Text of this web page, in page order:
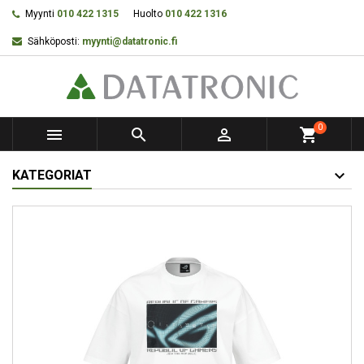
Myynti 010 422 1315 Huolto 010 422 1316
Sähköposti: myynti@datatronic.fi
   shopping_cart0
KATEGORIAT